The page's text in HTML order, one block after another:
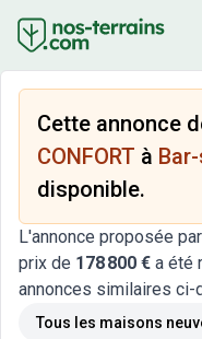
Cette annonce
CONFORT à
disponible.
L'annonce proposée par
prix de 178 800 € a été
annonces similaires ci-
Tous les maisons